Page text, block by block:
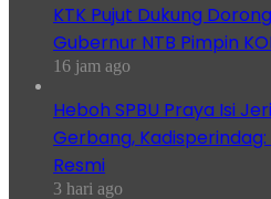
KTK Pujut Dukung
Gubernur NTB Pimpin
16 jam ago
Heboh SPBU Praya Isi
Gerbang,
Resmi
3 hari ago